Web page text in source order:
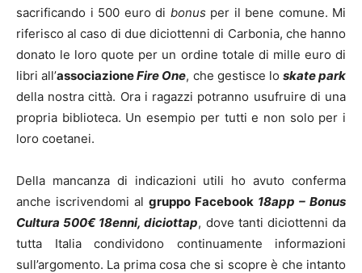
sacrificando i 500 euro di bonus per il bene comune. Mi
riferisco al caso di due diciottenni di Carbonia, che hanno
donato le loro quote per un ordine totale di mille euro di
libri all’associazioneFire One, che gestisce lo skate park
della nostra città. Ora i ragazzi potranno usufruire di una
propria biblioteca. Un esempio per tutti e non solo per i
loro coetanei.
Della mancanza di indicazioni utili ho avuto conferma
anche iscrivendomi al gruppo Facebook 18app – Bonus
Cultura 500€ 18enni, diciottap, dove tanti diciottenni da
tutta Italia condividono continuamente informazioni
sull’argomento. La prima cosa che si scopre è che intanto